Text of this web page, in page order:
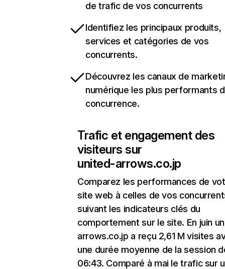
de trafic de vos concurrents
Identifiez les principaux produits,
services et catégories de vos
concurrents.
Découvrez les canaux de
numérique les plus performants
concurrence.
Trafic et engagement des
visiteurs sur
united-arrows.co.jp
Comparez les performances de
site web à celles de vos
suivant les indicateurs clés du
comportement sur le site. En juin
arrows.co.jp a reçu 2,61 M visites
une durée moyenne de la session
06:43. Comparé à mai le trafic sur